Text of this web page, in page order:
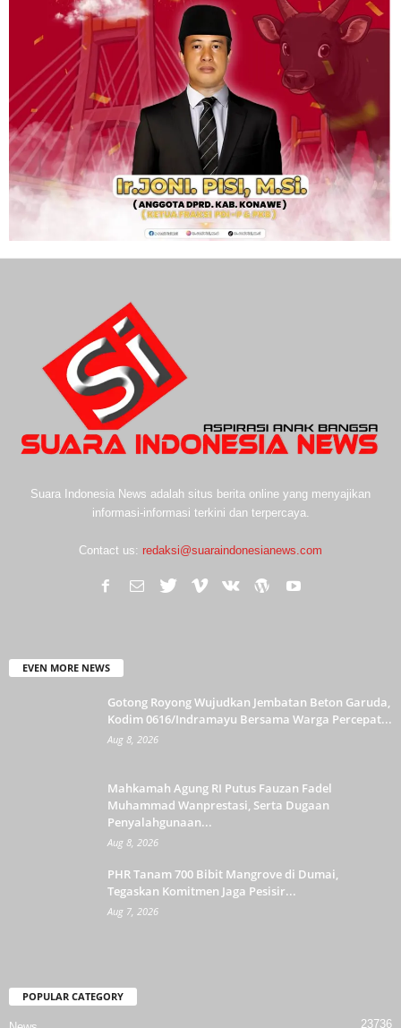
Suara Indonesia News adalah situs berita online yang menyajikan
informasi-informasi terkini dan terpercaya.
Contact us: redaksi@suaraindonesianews.com
EVEN MORE NEWS
Gotong Royong Wujudkan Jembatan Beton Garuda,
Kodim 0616/Indramayu Bersama Warga Percepat...
Aug 8, 2026
Mahkamah Agung RI Putus Fauzan Fadel
Muhammad Wanprestasi, Serta Dugaan
Penyalahgunaan...
Aug 8, 2026
PHR Tanam 700 Bibit Mangrove di Dumai,
Tegaskan Komitmen Jaga Pesisir...
Aug 7, 2026
POPULAR CATEGORY
23736